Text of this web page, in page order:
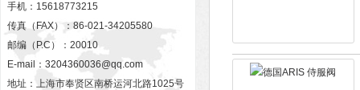
手机：15618773215
传真（FAX）：86-021-34205580
邮编（P.C）：20010
E-mail： 3204360036@qq.com
地址：上海市奉贤区南桥运河北路1025号